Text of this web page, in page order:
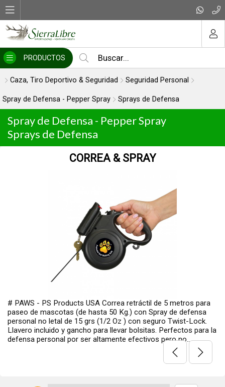
PRODUCTOS
Caza, Tiro Deportivo & Seguridad Seguridad Personal
Spray de Defensa - Pepper Spray Sprays de Defensa
Spray de Defensa - Pepper Spray
Sprays de Defensa
CORREA & SPRAY
# PAWS - PS Products USA Correa retráctil de 5 metros para
paseo de mascotas (de hasta 50 Kg.) con Spray de defensa
personal no letal de 15 grs (1/2 Oz ) con seguro Twist-Lock.
Llavero incluido y gancho para llevar bolsitas. Perfectos para la
defensa personal por ser altamente efectivos pero no...